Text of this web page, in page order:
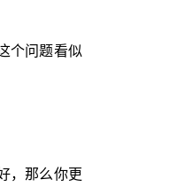
个问题看似
，那么你更